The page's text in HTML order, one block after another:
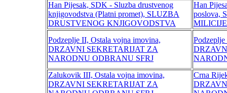
Han Pijesak, SDK - Sluzba drustvenog
knjigovodstva (Platni promet), SLUZBA
DRUSTVENOG KNJIGOVODSTVA
Han
poslova,
MILICIJE
Podzeplje II, Ostala vojna imovina,
DRZAVNI SEKRETARIJAT ZA
NARODNU ODBRANU SFRJ
Zalukovik III, Ostala vojna imovina,
DRZAVNI SEKRETARIJAT ZA
Crna